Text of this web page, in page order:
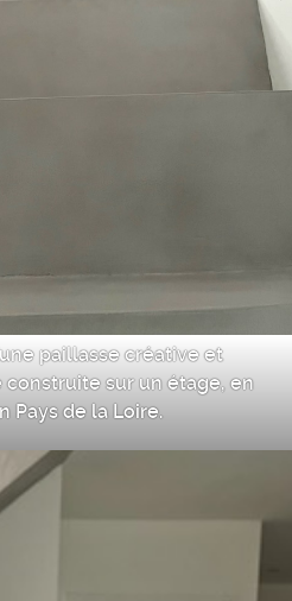
paillasse créative et
sur un étage, en
Pays de la Loire.